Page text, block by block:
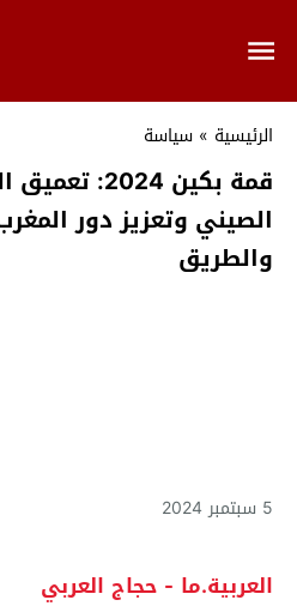
الرئيسية » سياسة
قمة بكين
الصيني وتعزيز دور
والطريق
5 سبتمبر 2024
العربية.ما - حجاج العربي